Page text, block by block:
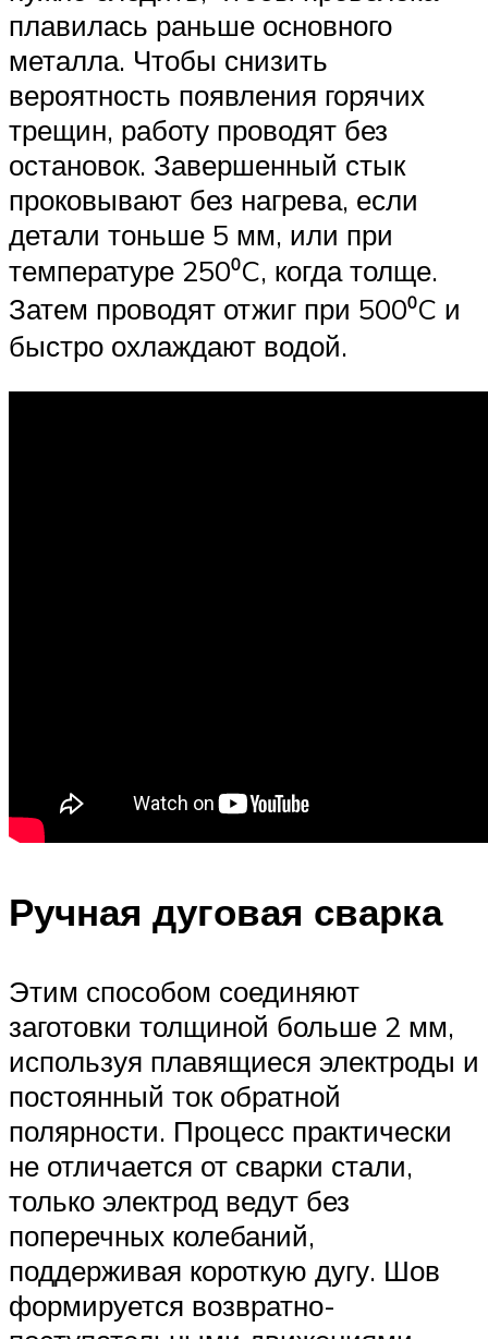
плавилась раньше основного
металла. Чтобы снизить
вероятность появления горячих
трещин, работу проводят без
остановок. Завершенный стык
проковывают без нагрева, если
детали тоньше 5 мм, или при
температуре 250⁰C, когда толще.
Затем проводят отжиг при 500⁰C и
быстро охлаждают водой.
Ручная дуговая сварка
Этим способом соединяют
заготовки толщиной больше 2 мм,
используя плавящиеся электроды и
постоянный ток обратной
полярности. Процесс практически
не отличается от сварки стали,
только электрод ведут без
поперечных колебаний,
поддерживая короткую дугу. Шов
формируется возвратно-